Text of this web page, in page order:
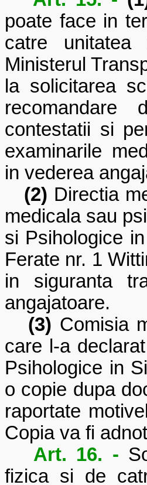
poate face in
catre unitatea
Ministerul
la solicitarea
recomandare
contestatii si
examinarile
in vederea
(2) Directia
medicala sau
si Psihologice
Ferate nr. 1
in siguranta
angajatoare.
(3) Comisia
care l-a
Psihologice in
o copie dupa
raportate
Copia va fi
Art. 16. -
fizica si de